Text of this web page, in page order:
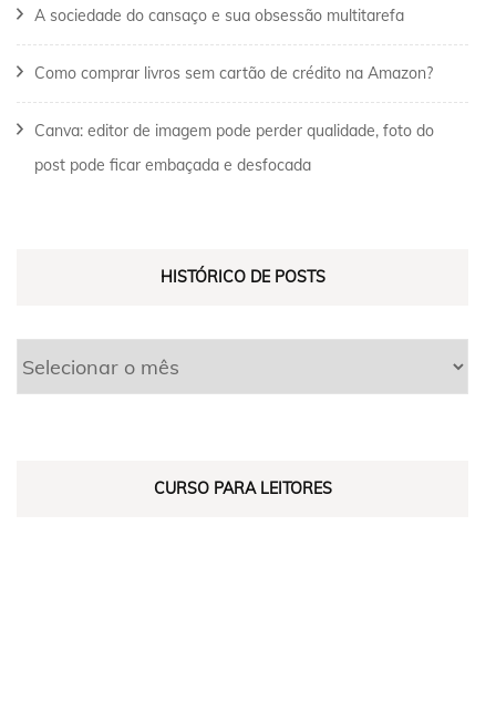
A sociedade do cansaço e sua obsessão multitarefa
Como comprar livros sem cartão de crédito na Amazon?
Canva: editor de imagem pode perder qualidade, foto do
post pode ficar embaçada e desfocada
HISTÓRICO DE POSTS
CURSO PARA LEITORES